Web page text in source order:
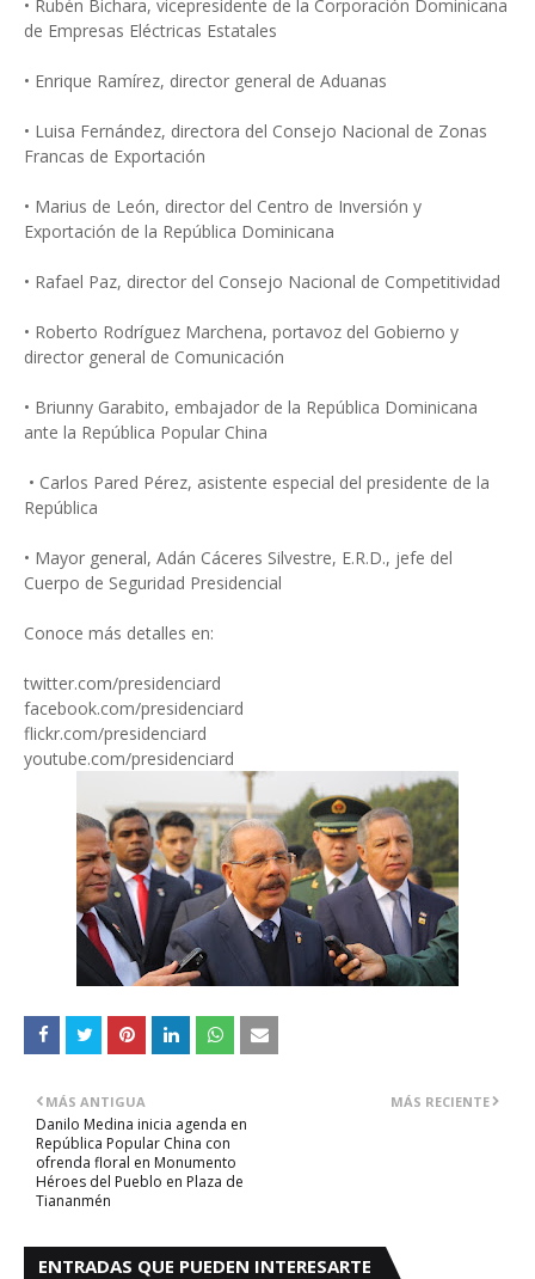
• Rubén Bichara, vicepresidente de la Corporación Dominicana
de Empresas Eléctricas Estatales
• Enrique Ramírez, director general de Aduanas
• Luisa Fernández, directora del Consejo Nacional de Zonas
Francas de Exportación
• Marius de León, director del Centro de Inversión y
Exportación de la República Dominicana
• Rafael Paz, director del Consejo Nacional de Competitividad
• Roberto Rodríguez Marchena, portavoz del Gobierno y
director general de Comunicación
• Briunny Garabito, embajador de la República Dominicana
ante la República Popular China
• Carlos Pared Pérez, asistente especial del presidente de la
República
• Mayor general, Adán Cáceres Silvestre, E.R.D., jefe del
Cuerpo de Seguridad Presidencial
Conoce más detalles en:
twitter.com/presidenciard
facebook.com/presidenciard
flickr.com/presidenciard
youtube.com/presidenciard
MÁS RECIENTE
MÁS ANTIGUA
Danilo Medina inicia agenda en
República Popular China con
ofrenda floral en Monumento
Héroes del Pueblo en Plaza de
Tiananmén
ENTRADAS QUE PUEDEN INTERESARTE